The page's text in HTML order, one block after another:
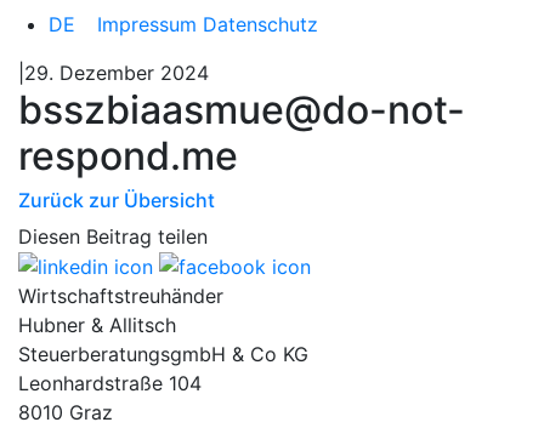
DE
Impressum Datenschutz
|29. Dezember 2024
bsszbiaasmue@do-not-
respond.me
Zurück zur Übersicht
Diesen Beitrag teilen
Wirtschaftstreuhänder
Hubner & Allitsch
SteuerberatungsgmbH & Co KG
Leonhardstraße 104
8010 Graz